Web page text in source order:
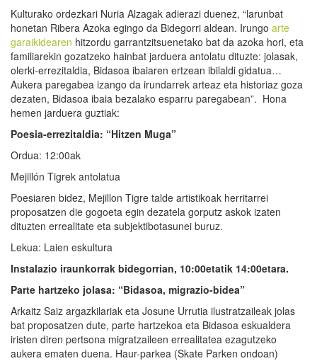
Kulturako ordezkari Nuria Alzagak adierazi duenez, “larunbat
honetan Ribera Azoka egingo da Bidegorri aldean. Irungo arte
garaikidearen hitzordu garrantzitsuenetako bat da azoka hori, eta
familiarekin gozatzeko hainbat jarduera antolatu dituzte: jolasak,
olerki-errezitaldia, Bidasoa ibaiaren ertzean ibilaldi gidatua…
Aukera paregabea izango da irundarrek arteaz eta historiaz goza
dezaten, Bidasoa ibaia bezalako esparru paregabean”. Hona
hemen jarduera guztiak:
Poesia-errezitaldia: “Hitzen Muga”
Ordua: 12:00ak
Mejillón Tigrek antolatua
Poesiaren bidez, Mejillon Tigre talde artistikoak herritarrei
proposatzen die gogoeta egin dezatela gorputz askok izaten
dituzten errealitate eta subjektibotasunei buruz.
Lekua: Laien eskultura
Instalazio iraunkorrak bidegorrian, 10:00etatik 14:00etara.
Parte hartzeko jolasa: “Bidasoa, migrazio-bidea”
Arkaitz Saiz argazkilariak eta Josune Urrutia ilustratzaileak jolas
bat proposatzen dute, parte hartzekoa eta Bidasoa eskualdera
iristen diren pertsona migratzaileen errealitatea ezagutzeko
aukera ematen duena. Haur-parkea (Skate Parken ondoan)